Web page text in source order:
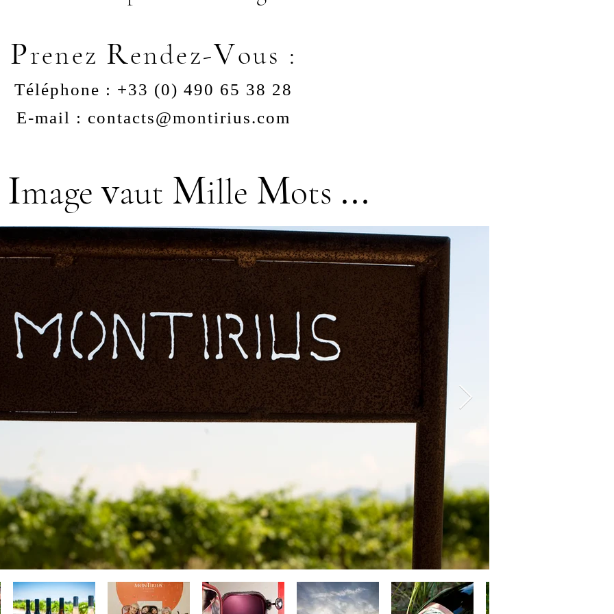
Prenez Rendez-Vous :
Téléphone : +33 (0) 490 65 38 28
E-mail : contacts@montirius.com
Image vaut Mille Mots ...